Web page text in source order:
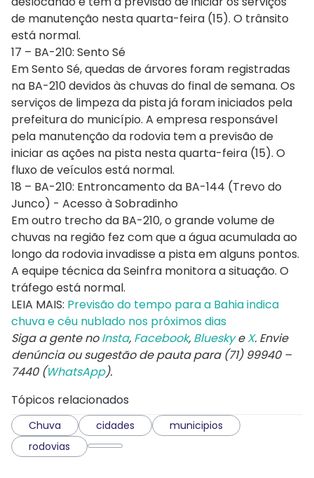
de manutenção nesta quarta-feira (15). O trânsito
está normal.
17 – BA-210: Sento Sé
Em Sento Sé, quedas de árvores foram registradas
na BA-210 devidos às chuvas do final de semana. Os
serviços de limpeza da pista já foram iniciados pela
prefeitura do município. A empresa responsável
pela manutenção da rodovia tem a previsão de
iniciar as ações na pista nesta quarta-feira (15). O
fluxo de veículos está normal.
18 – BA-210: Entroncamento da BA-144 (Trevo do
Junco) - Acesso à Sobradinho
Em outro trecho da BA-210, o grande volume de
chuvas na região fez com que a água acumulada ao
longo da rodovia invadisse a pista em alguns pontos.
A equipe técnica da Seinfra monitora a situação. O
tráfego está normal.
LEIA MAIS: Previsão do tempo para a Bahia indica
chuva e céu nublado nos próximos dias
Siga a gente noInsta, Facebook, BlueskyeX. Envie
denúncia ou sugestão de pauta para (71) 99940 –
7440 (WhatsApp).
Tópicos relacionados
Chuva cidades
municipios
rodovias